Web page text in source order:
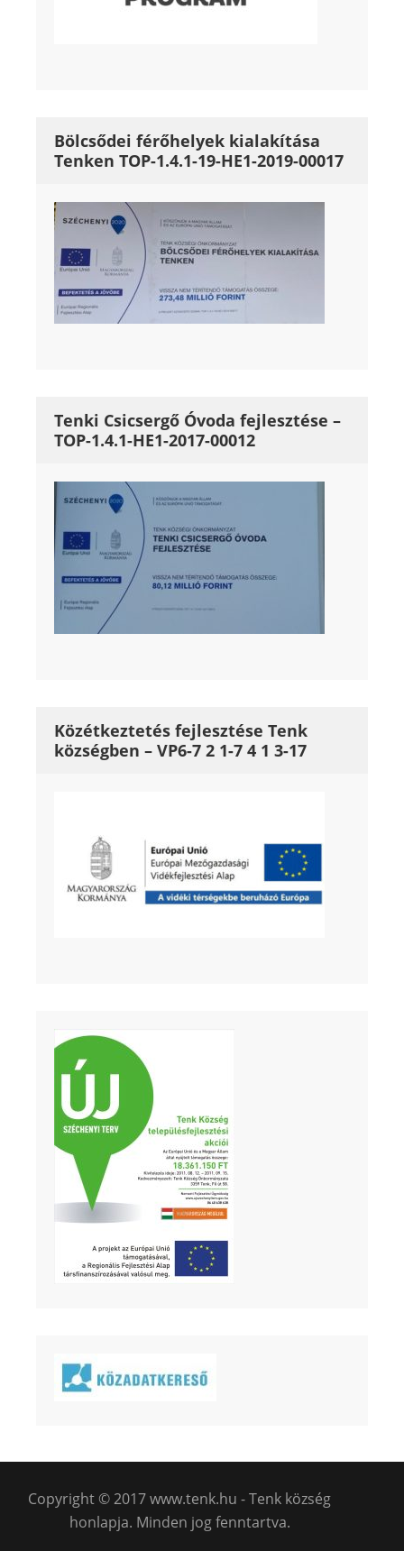
Bölcsődei férőhelyek kialakítása
Tenken TOP-1.4.1-19-HE1-2019-00017
Tenki Csicsergő Óvoda fejlesztése –
TOP-1.4.1-HE1-2017-00012
Közétkeztetés fejlesztése Tenk
községben – VP6-7 2 1-7 4 1 3-17
Copyright © 2017 www.tenk.hu - Tenk község
honlapja. Minden jog fenntartva.